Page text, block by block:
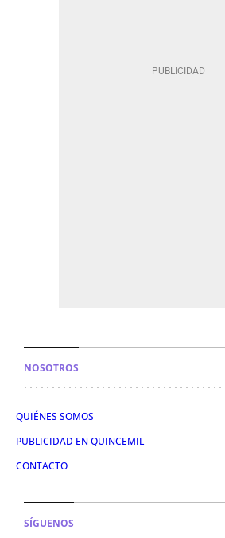
NOSOTROS
QUIÉNES SOMOS
PUBLICIDAD EN QUINCEMIL
CONTACTO
SÍGUENOS